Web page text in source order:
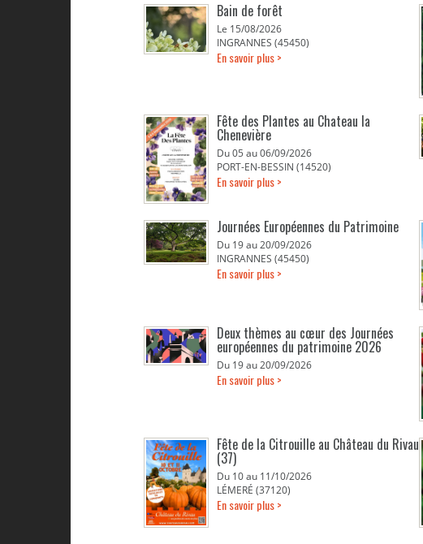
Bain de forêt
Le 15/08/2026
INGRANNES (45450)
En savoir plus >
Fête des Plantes au Chateau la
Chenevière
Du 05 au 06/09/2026
PORT-EN-BESSIN (14520)
En savoir plus >
Journées Européennes du Patrimoine
Du 19 au 20/09/2026
INGRANNES (45450)
En savoir plus >
Deux thèmes au cœur des Journées
européennes du patrimoine 2026
Du 19 au 20/09/2026
En savoir plus >
Fête de la Citrouille au Château du Rivau
(37)
Du 10 au 11/10/2026
LÉMERÉ (37120)
En savoir plus >